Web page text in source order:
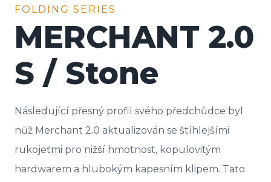
FOLDING SERIES
MERCHANT 2.0
S / Stone
Následující přesný profil svého předchůdce byl
nůž Merchant 2.0 aktualizován se štíhlejšími
rukojeťmi pro nižší hmotnost, kopulovitým
hardwarem a hlubokým kapesním klipem. Tato